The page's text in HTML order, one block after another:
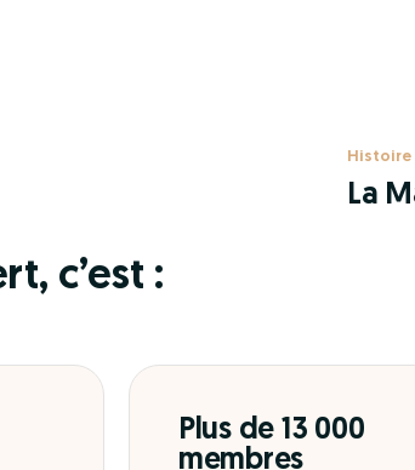
Histoire
La
c’est :
Plus de 13 000
membres